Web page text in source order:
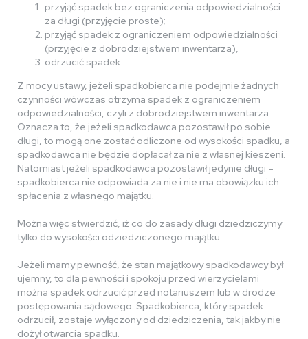
przyjąć spadek bez ograniczenia odpowiedzialności
za długi (przyjęcie proste);
przyjąć spadek z ograniczeniem odpowiedzialności
(przyjęcie z dobrodziejstwem inwentarza),
odrzucić spadek.
Z mocy ustawy, jeżeli spadkobierca nie podejmie żadnych
czynności wówczas otrzyma spadek z ograniczeniem
odpowiedzialności, czyli z dobrodziejstwem inwentarza.
Oznacza to, że jeżeli spadkodawca pozostawił po sobie
długi, to mogą one zostać odliczone od wysokości spadku, a
spadkodawca nie będzie dopłacał za nie z własnej kieszeni.
Natomiast jeżeli spadkodawca pozostawił jedynie długi –
spadkobierca nie odpowiada za nie i nie ma obowiązku ich
spłacenia z własnego majątku.
Można więc stwierdzić, iż co do zasady długi dziedziczymy
tylko do wysokości odziedziczonego majątku.
Jeżeli mamy pewność, że stan majątkowy spadkodawcy był
ujemny, to dla pewności i spokoju przed wierzycielami
można spadek odrzucić przed notariuszem lub w drodze
postępowania sądowego. Spadkobierca, który spadek
odrzucił, zostaje wyłączony od dziedziczenia, tak jakby nie
dożył otwarcia spadku.